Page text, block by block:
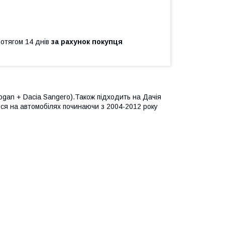
14 днів за рахунок покупця
+ Dacia Sangero).Також підходить на Дачія
на автомобілях починаючи з 2004-2012 року